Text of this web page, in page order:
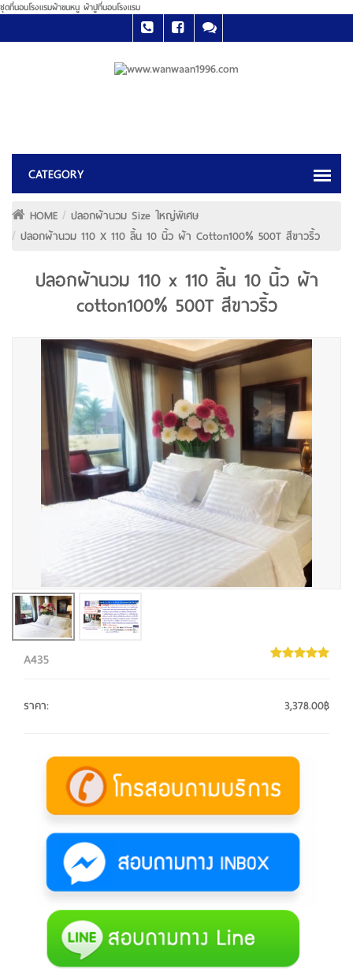
ชุดที่นอนโรงแรมผ้าขนหนู ผ้าปูที่นอนโรงแรม
HOME
ปลอกผ้านวม Size ใหญ่พิเศษ
ปลอกผ้านวม 110 X 110 ลิ้น 10 นิ้ว ผ้า Cotton100% 500T สีขาวริ้ว
ปลอกผ้านวม 110 x 110 ลิ้น 10 นิ้ว ผ้า
cotton100% 500T สีขาวริ้ว
A435
ราคา: 3,378.00฿